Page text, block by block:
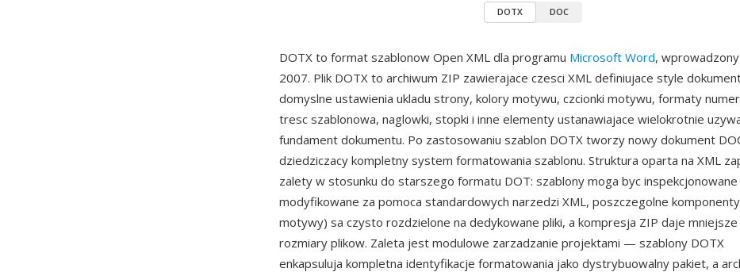
DOTX DOC
DOTX to format szablonow Open XML dla programu Microsoft Word,
2007. Plik DOTX to archiwum ZIP zawierajace czesci XML definiujace style
domyslne ustawienia ukladu strony, kolory motywu, czcionki motywu, formaty
tresc szablonowa, naglowki, stopki i inne elementy ustanawiajace wielokrotnie
fundament dokumentu. Po zastosowaniu szablon DOTX tworzy nowy dokument
dziedziczacy kompletny system formatowania szablonu. Struktura oparta na XML
zalety w stosunku do starszego formatu DOT: szablony moga byc inspekcjonowane
modyfikowane za pomoca standardowych narzedzi XML, poszczegolne
motywy) sa czysto rozdzielone na dedykowane pliki, a kompresja ZIP daje mniejsze
rozmiary plikow. Zaleta jest modulowe zarzadzanie projektami — szablony DOTX
enkapsuluja kompletna identyfikacje formatowania jako dystrybuowalny pakiet, a